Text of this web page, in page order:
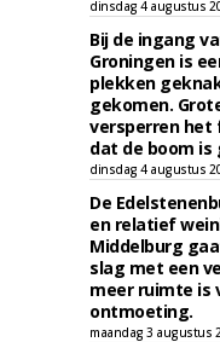
dinsdag 4 augustus
Bij de ingang
Groningen is
plekken
gekomen.
versperren het
dat de boom is
dinsdag 4 augustus
De
en relatief
Middelburg
slag met een
meer ruimte is
ontmoeting.
maandag 3 augustus